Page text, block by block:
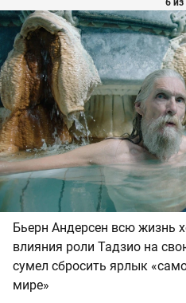
6 из
Бьерн Андерсен всю жизнь
влияния роли Тадзио на
сумел сбросить ярлык
мире»